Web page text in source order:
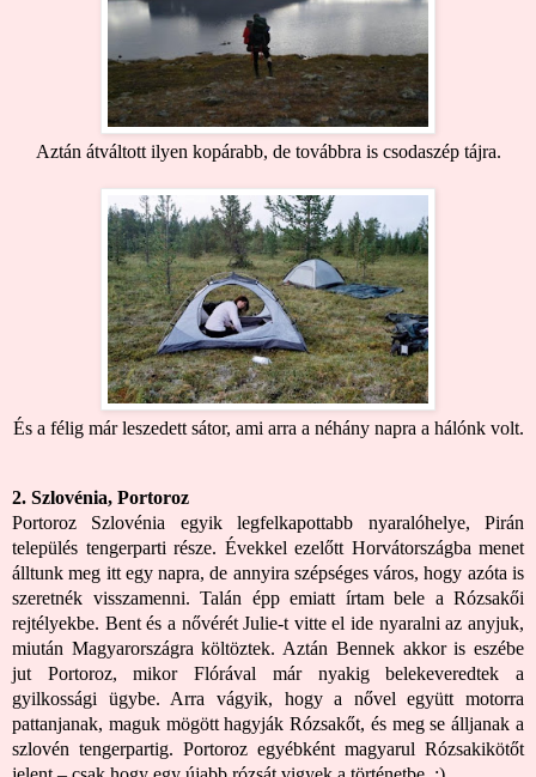
Aztán átváltott ilyen kopárabb, de továbbra is csodaszép tájra.
És a félig már leszedett sátor, ami arra a néhány napra a hálónk volt.
2. Szlovénia, Portoroz
Portoroz Szlovénia egyik legfelkapottabb nyaralóhelye, Pirán
település tengerparti része. Évekkel ezelőtt Horvátországba menet
álltunk meg itt egy napra, de annyira szépséges város, hogy azóta is
szeretnék visszamenni. Talán épp emiatt írtam bele a Rózsakői
rejtélyekbe. Bent és a nővérét Julie-t vitte el ide nyaralni az anyjuk,
miután Magyarországra költöztek. Aztán Bennek akkor is eszébe
jut Portoroz, mikor Flórával már nyakig belekeveredtek a
gyilkossági ügybe. Arra vágyik, hogy a nővel együtt motorra
pattanjanak, maguk mögött hagyják Rózsakőt, és meg se álljanak a
szlovén tengerpartig. Portoroz egyébként magyarul Rózsakikötőt